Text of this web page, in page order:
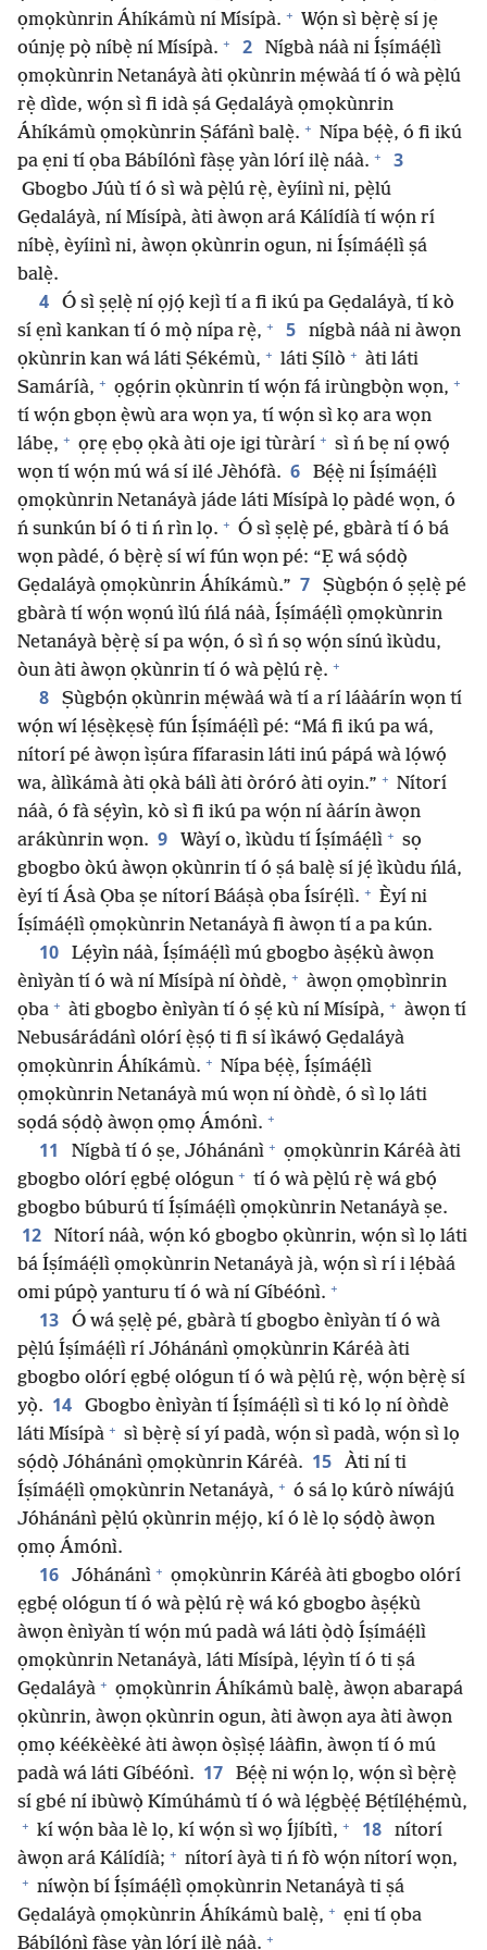
ọmọkùnrin Áhíkámù ní Mísípà. + Wọ́n sì bẹ̀rẹ̀ sí jẹ
oúnjẹ pọ̀ níbẹ̀ ní Mísípà. + 2
Nígbà náà ni Íṣímáẹ́lì
ọmọkùnrin Netanáyà àti ọkùnrin mẹ́wàá tí ó wà pẹ̀lú
rẹ̀ dìde, wọ́n sì fi idà ṣá Gẹdaláyà ọmọkùnrin
Áhíkámù ọmọkùnrin Ṣáfánì balẹ̀. + Nípa bẹ́ẹ̀, ó fi ikú
pa ẹni tí ọba Bábílónì fàṣẹ yàn lórí ilẹ̀ náà. + 3
Gbogbo Júù tí ó sì wà pẹ̀lú rẹ̀, èyíinì ni, pẹ̀lú
Gẹdaláyà, ní Mísípà, àti àwọn ará Kálídíà tí wọ́n rí
níbẹ̀, èyíinì ni, àwọn ọkùnrin ogun, ni Íṣímáẹ́lì ṣá
balẹ̀.
4
Ó sì ṣẹlẹ̀ ní ọjọ́ kejì tí a fi ikú pa Gẹdaláyà, tí kò
sí ẹnì kankan tí ó mọ̀ nípa rẹ̀, + 5
nígbà náà ni àwọn
ọkùnrin kan wá láti Ṣékémù, + láti Ṣílò + àti láti
Samáríà, + ọgọ́rin ọkùnrin tí wọ́n fá irùngbọ̀n wọn, +
tí wọ́n gbọn ẹ̀wù ara wọn ya, tí wọ́n sì kọ ara wọn
lábẹ, + ọrẹ ẹbọ ọkà àti oje igi tùràrí + sì ń bẹ ní ọwọ́
wọn tí wọ́n mú wá sí ilé Jèhófà. 6
Bẹ́ẹ̀ ni Íṣímáẹ́lì
ọmọkùnrin Netanáyà jáde láti Mísípà lọ pàdé wọn, ó
ń sunkún bí ó ti ń rìn lọ. + Ó sì ṣẹlẹ̀ pé, gbàrà tí ó bá
wọn pàdé, ó bẹ̀rẹ̀ sí wí fún wọn pé: “Ẹ wá sọ́dọ̀
Gẹdaláyà ọmọkùnrin Áhíkámù.” 7
Ṣùgbọ́n ó ṣẹlẹ̀ pé
gbàrà tí wọ́n wọnú ìlú ńlá náà, Íṣímáẹ́lì ọmọkùnrin
Netanáyà bẹ̀rẹ̀ sí pa wọ́n, ó sì ń sọ wọ́n sínú ìkùdu,
òun àti àwọn ọkùnrin tí ó wà pẹ̀lú rẹ̀. +
8
Ṣùgbọ́n ọkùnrin mẹ́wàá wà tí a rí láàárín wọn tí
wọ́n wí lẹ́sẹ̀kẹsẹ̀ fún Íṣímáẹ́lì pé: “Má fi ikú pa wá,
nítorí pé àwọn ìṣúra fífarasin láti inú pápá wà lọ́wọ́
wa, àlìkámà àti ọkà bálì àti òróró àti oyin.” + Nítorí
náà, ó fà sẹ́yìn, kò sì fi ikú pa wọ́n ní àárín àwọn
arákùnrin wọn. 9 Wàyí o, ìkùdu tí Íṣímáẹ́lì + sọ
gbogbo òkú àwọn ọkùnrin tí ó ṣá balẹ̀ sí jẹ́ ìkùdu ńlá,
èyí tí Ásà Ọba ṣe nítorí Bááṣà ọba Ísírẹ́lì. + Èyí ni
Íṣímáẹ́lì ọmọkùnrin Netanáyà fi àwọn tí a pa kún.
10
Lẹ́yìn náà, Íṣímáẹ́lì mú gbogbo àṣẹ́kù àwọn
ènìyàn tí ó wà ní Mísípà ní òǹdè, + àwọn ọmọbìnrin
ọba + àti gbogbo ènìyàn tí ó ṣẹ́ kù ní Mísípà, + àwọn tí
Nebusárádánì olórí ẹ̀ṣọ́ ti fi sí ìkáwọ́ Gẹdaláyà
ọmọkùnrin Áhíkámù. + Nípa bẹ́ẹ̀, Íṣímáẹ́lì
ọmọkùnrin Netanáyà mú wọn ní òǹdè, ó sì lọ láti
sọdá sọ́dọ̀ àwọn ọmọ Ámónì. +
11 Nígbà tí ó ṣe, Jóhánánì + ọmọkùnrin Káréà àti
gbogbo olórí ẹgbẹ́ ológun + tí ó wà pẹ̀lú rẹ̀ wá gbọ́
gbogbo búburú tí Íṣímáẹ́lì ọmọkùnrin Netanáyà ṣe.
12
Nítorí náà, wọ́n kó gbogbo ọkùnrin, wọ́n sì lọ láti
bá Íṣímáẹ́lì ọmọkùnrin Netanáyà jà, wọ́n sì rí i lẹ́bàá
omi púpọ̀ yanturu tí ó wà ní Gíbéónì. +
13
Ó wá ṣẹlẹ̀ pé, gbàrà tí gbogbo ènìyàn tí ó wà
pẹ̀lú Íṣímáẹ́lì rí Jóhánánì ọmọkùnrin Káréà àti
gbogbo olórí ẹgbẹ́ ológun tí ó wà pẹ̀lú rẹ̀, wọ́n bẹ̀rẹ̀ sí
yọ̀. 14
Gbogbo ènìyàn tí Íṣímáẹ́lì sì ti kó lọ ní òǹdè
láti Mísípà + sì bẹ̀rẹ̀ sí yí padà, wọ́n sì padà, wọ́n sì lọ
sọ́dọ̀ Jóhánánì ọmọkùnrin Káréà. 15
Àti ní ti
Íṣímáẹ́lì ọmọkùnrin Netanáyà, + ó sá lọ kúrò níwájú
Jóhánánì pẹ̀lú ọkùnrin mẹ́jọ, kí ó lè lọ sọ́dọ̀ àwọn
ọmọ Ámónì.
16 Jóhánánì + ọmọkùnrin Káréà àti gbogbo olórí
ẹgbẹ́ ológun tí ó wà pẹ̀lú rẹ̀ wá kó gbogbo àṣẹ́kù
àwọn ènìyàn tí wọ́n mú padà wá láti ọ̀dọ̀ Íṣímáẹ́lì
ọmọkùnrin Netanáyà, láti Mísípà, lẹ́yìn tí ó ti ṣá
Gẹdaláyà + ọmọkùnrin Áhíkámù balẹ̀, àwọn abarapá
ọkùnrin, àwọn ọkùnrin ogun, àti àwọn aya àti àwọn
ọmọ kéékèèké àti àwọn òṣìṣẹ́ láàfin, àwọn tí ó mú
padà wá láti Gíbéónì. 17
Bẹ́ẹ̀ ni wọ́n lọ, wọ́n sì bẹ̀rẹ̀
sí gbé ní ibùwọ̀ Kímúhámù tí ó wà lẹ́gbẹ̀ẹ́ Bẹ́tílẹ́hẹ́mù,
+ kí wọ́n bàa lè lọ, kí wọ́n sì wọ Íjíbítì, + 18
nítorí
àwọn ará Kálídíà; + nítorí àyà ti ń fò wọ́n nítorí wọn,
+ níwọ̀n bí Íṣímáẹ́lì ọmọkùnrin Netanáyà ti ṣá
Gẹdaláyà ọmọkùnrin Áhíkámù balẹ̀, + ẹni tí ọba
Bábílónì fàṣẹ yàn lórí ilẹ̀ náà. +